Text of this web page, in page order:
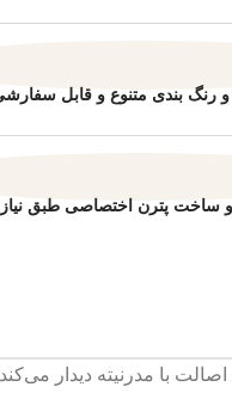
رنگ بندی متنوع و قابل
ساخت پترن اختصاصی طبق
با مدرنیته دیدار